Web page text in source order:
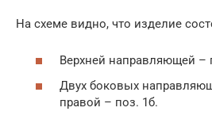
На схеме видно, что изделие
Верхней направляющей –
Двух боковых
правой – поз. 1б.